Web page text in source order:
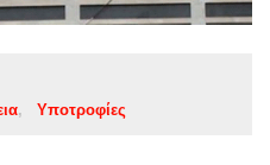
Υποτροφίες